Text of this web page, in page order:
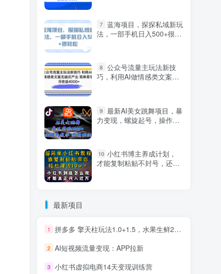
7 蓝海项目，探探私域新玩
法，一部手机日入500+很轻
8 公众号流量主玩法新技
巧，利用AI做情感类文案无
9 最新AI美女跳舞项目，暴
力变现，螺旋起号，操作简
10 小红书博主养成计划，
才能复制粘贴不封号，还能
最新项目
1 拼多多 擎天柱玩法1.0+1.5，水果生鲜2小时起量,标品2天爆单,利润率提升30%
2 AI短视频流量变现：APP拉新
3 小红书虚拟电商14天变现训练营